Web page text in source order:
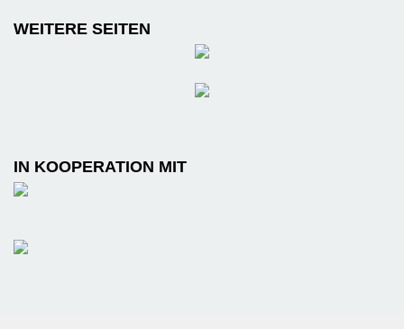
WEITERE SEITEN
IN KOOPERATION MIT